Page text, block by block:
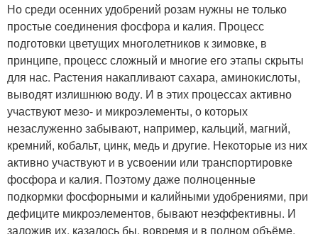
Но среди осенних удобрений розам нужны не только
простые соединения фосфора и калия. Процесс
подготовки цветущих многолетников к зимовке, в
принципе, процесс сложный и многие его этапы скрыты
для нас. Растения накапливают сахара, аминокислоты,
выводят излишнюю воду. И в этих процессах активно
участвуют мезо- и микроэлементы, о которых
незаслуженно забывают, например, кальций, магний,
кремний, кобальт, цинк, медь и другие. Некоторые из них
активно участвуют и в усвоении или транспортировке
фосфора и калия. Поэтому даже полноценные
подкормки фосфорными и калийными удобрениями, при
дефиците микроэлементов, бывают неэффективны. И
заложив их, казалось бы, вовремя и в полном объёме,